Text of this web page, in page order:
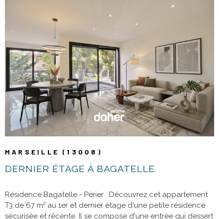
98 ou Agence - 04 91 47 56 05 Les informations sur les
risques auxquels ce bien est exposé sont disponibles sur le
site Géorisques
MARSEILLE (13008)
DERNIER ÉTAGE À BAGATELLE
Résidence Bagatelle - Périer : Découvrez cet appartement
T3 de 67 m² au 1er et dernier étage d'une petite résidence
sécurisée et récente. Il se compose d'une entrée qui dessert
VOIR LE BIEN